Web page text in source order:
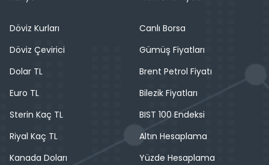
Döviz Kurları
Döviz Çevirici
Dolar TL
Euro TL
Sterin Kaç TL
Riyal Kaç TL
Kanada Doları
Canlı Borsa
Gümüş Fiyatları
Brent Petrol Fiyatı
Bilezik Fiyatları
BIST 100 Endeksi
Altın Hesaplama
Yüzde Hesaplama